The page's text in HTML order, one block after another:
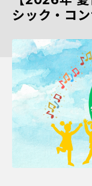
シック・コ